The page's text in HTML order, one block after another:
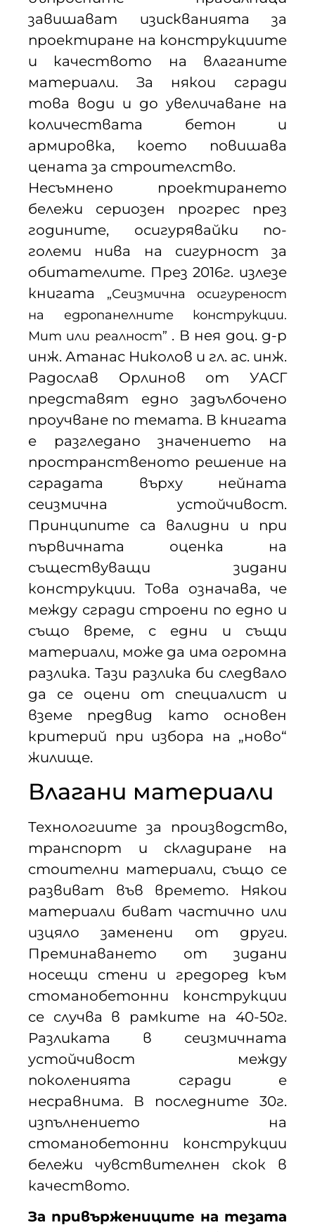
завишават изискванията за
проектиране на конструкциите
и качеството на влаганите
материали. За някои сгради
това води и до увеличаване на
количествата бетон и
армировка, което повишава
цената за строителство.
Несъмнено проектирането
бележи сериозен прогрес през
годините, осигурявайки по-
големи нива на сигурност за
обитателите. През 2016г. излезе
книгата
„Сеизмична осигуреност
на едропанелните конструкции.
Мит или реалност” . В нея доц. д-р
инж. Атанас Николов и гл. ас. инж.
Радослав Орлинов от УАСГ
представят едно задълбочено
проучване по темата. В книгата
е разгледано значението на
пространственото решение на
сградата върху нейната
сеизмична устойчивост.
Принципите са валидни и при
първичната оценка на
съществуващи зидани
конструкции. Това означава, че
между сгради строени по едно и
също време, с едни и същи
материали, може да има огромна
разлика. Тази разлика би следвало
да се оцени от специалист и
вземе предвид като основен
критерий при избора на „ново“
жилище.
Влагани материали
Технологиите за производство,
транспорт и складиране на
стоителни материали, също се
развиват във времето. Някои
материали биват частично или
изцяло заменени от други.
Преминаването от зидани
носещи стени и гредоред към
стоманобетонни конструкции
се случва в рамките на 40-50г.
Разликата в сеизмичната
устойчивост между
поколенията сгради е
несравнима. В последните 30г.
изпълнението на
стоманобетонни конструкции
бележи чувствителнен скок в
качеството.
За привържениците на тезата